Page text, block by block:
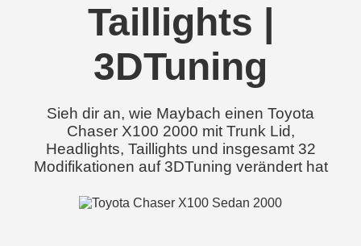
Taillights |
3DTuning
Sieh dir an, wie Maybach einen Toyota
Chaser X100 2000 mit Trunk Lid,
Headlights, Taillights und insgesamt 32
Modifikationen auf 3DTuning verändert hat